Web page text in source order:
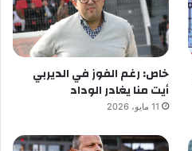
خاص: رغم الفوز في الديربي
أيت منا يغادر الوداد
11 مايو، 2026